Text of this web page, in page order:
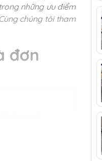
những ưu điểm
chúng tôi tham
đơn
dàng vệ